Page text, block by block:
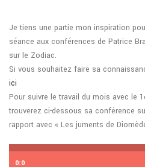
Je tiens une partie mon inspiration
séance aux conférences de Patrice
sur le Zodiac.
Si vous souhaitez faire sa
ici
Pour suivre le travail du mois avec le
trouverez ci-dessous sa conférence
rapport avec « Les juments de
0:0